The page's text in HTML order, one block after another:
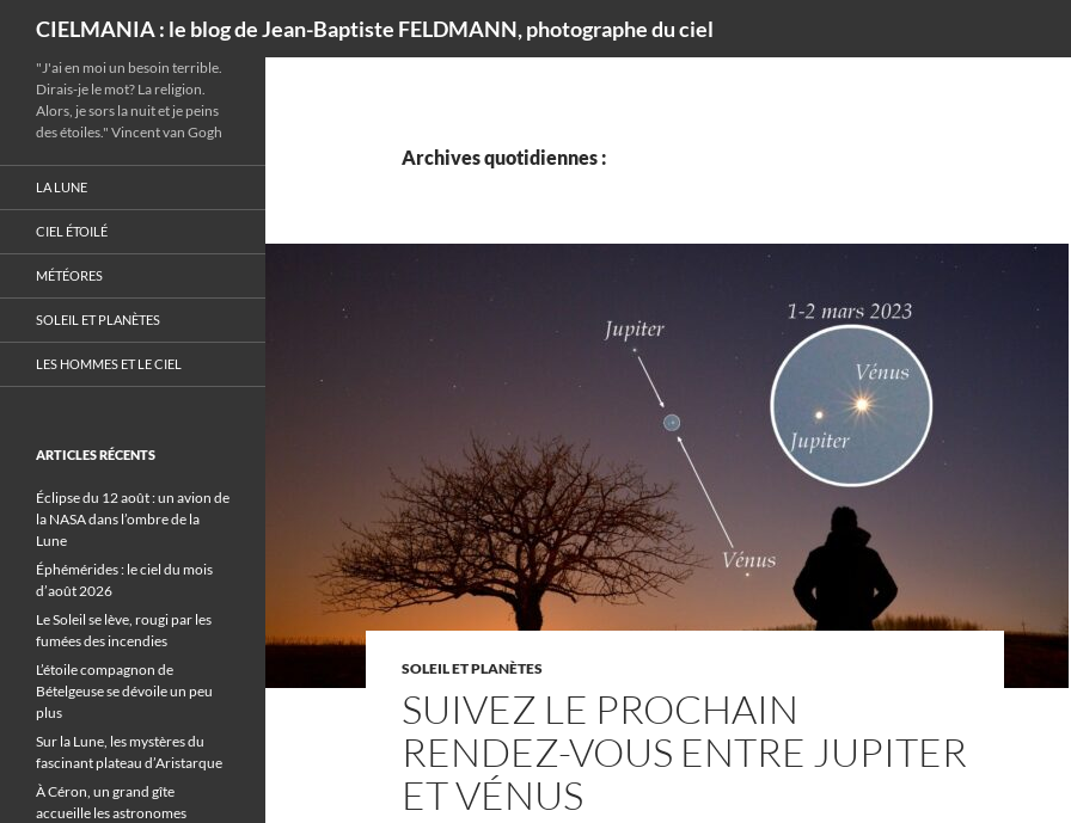
CIELMANIA : le blog de Jean-Baptiste FELDMANN, photographe du ciel
Archives quotidiennes :
SOLEIL ET PLANÈTES
SUIVEZ LE PROCHAIN
RENDEZ-VOUS ENTRE JUPITER
ET VÉNUS
"J'ai en moi un besoin terrible.
Dirais-je le mot? La religion.
Alors, je sors la nuit et je peins
des étoiles." Vincent van Gogh
LA LUNE
CIEL ÉTOILÉ
MÉTÉORES
SOLEIL ET PLANÈTES
LES HOMMES ET LE CIEL
ARTICLES RÉCENTS
Éclipse du 12 août : un avion de
la NASA dans l’ombre de la
Lune
Éphémérides : le ciel du mois
d’août 2026
Le Soleil se lève, rougi par les
fumées des incendies
L’étoile compagnon de
Bételgeuse se dévoile un peu
plus
Sur la Lune, les mystères du
fascinant plateau d’Aristarque
À Céron, un grand gîte
accueille les astronomes